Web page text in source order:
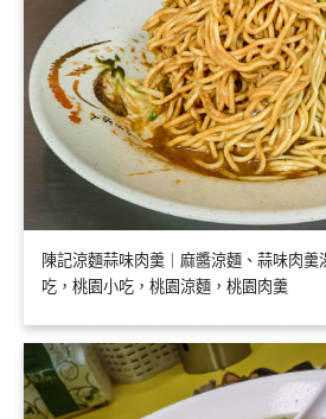
陳記涼麵蒜味肉羹｜麻醬涼麵、蒜味肉羹
吃，桃園小吃，桃園涼麵，桃園肉羹